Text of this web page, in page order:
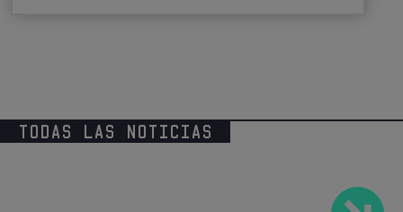
TODAS LAS NOTICIAS